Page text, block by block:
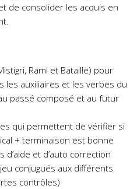
de consolider les acquis en
Rami et Bataille) pour
les auxiliaires et les verbes du
passé composé et au futur
qui permettent de vérifier si
+ terminaison est bonne
et d’auto correction
conjugués aux différents
contrôles)